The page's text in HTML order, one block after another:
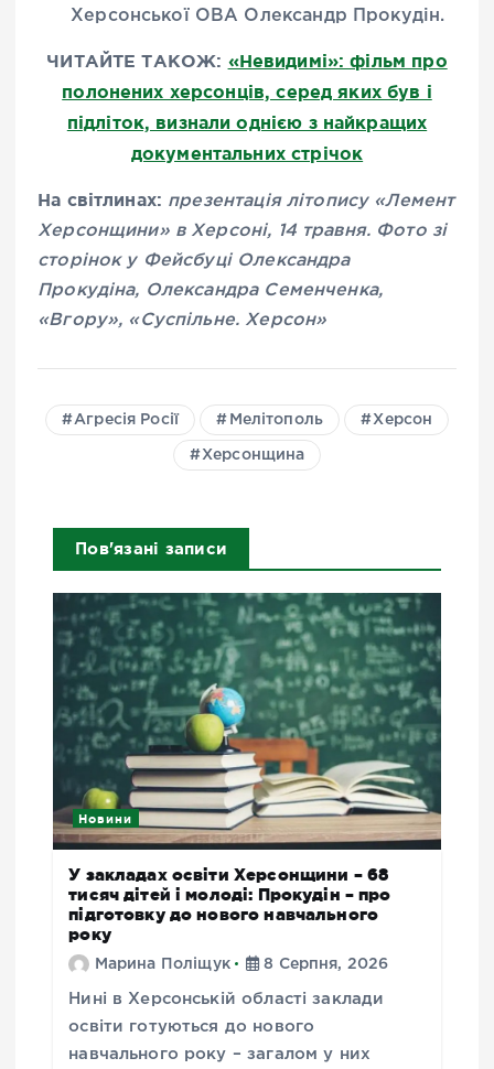
Херсонської ОВА Олександр Прокудін.
ЧИТАЙТЕ ТАКОЖ: «Невидимі»: фільм про
полонених херсонців, серед яких був і
підліток, визнали однією з найкращих
документальних стрічок
На світлинах: презентація літопису «Лемент
Херсонщини» в Херсоні, 14 травня. Фото зі
сторінок у Фейсбуці Олександра
Прокудіна, Олександра Семенченка,
«Вгору», «Суспільне. Херсон»
Агресія Росії Мелітополь Херсон
Херсонщина
Пов'язані записи
Новини
У закладах освіти Херсонщини – 68
тисяч дітей і молоді: Прокудін – про
підготовку до нового навчального
року
Марина Поліщук 8 Серпня, 2026
Нині в Херсонській області заклади
освіти готуються до нового
навчального року – загалом у них